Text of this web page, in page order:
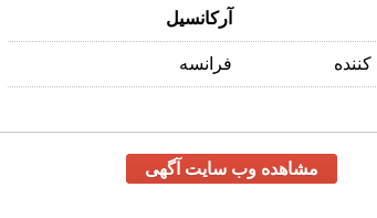
آرکانسیل
فرانسه
مشاهده وب سایت آگهی